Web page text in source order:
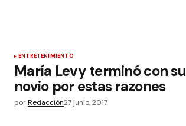
ENTRETENIMIENTO
María Levy terminó con su
novio por estas razones
porRedacción27 junio, 2017